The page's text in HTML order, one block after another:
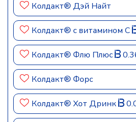
Колдакт® Дэй Найт
Колдакт® с витамином С
Колдакт® Флю Плюс
Колдакт® Форс
Колдакт® Хот Дринк